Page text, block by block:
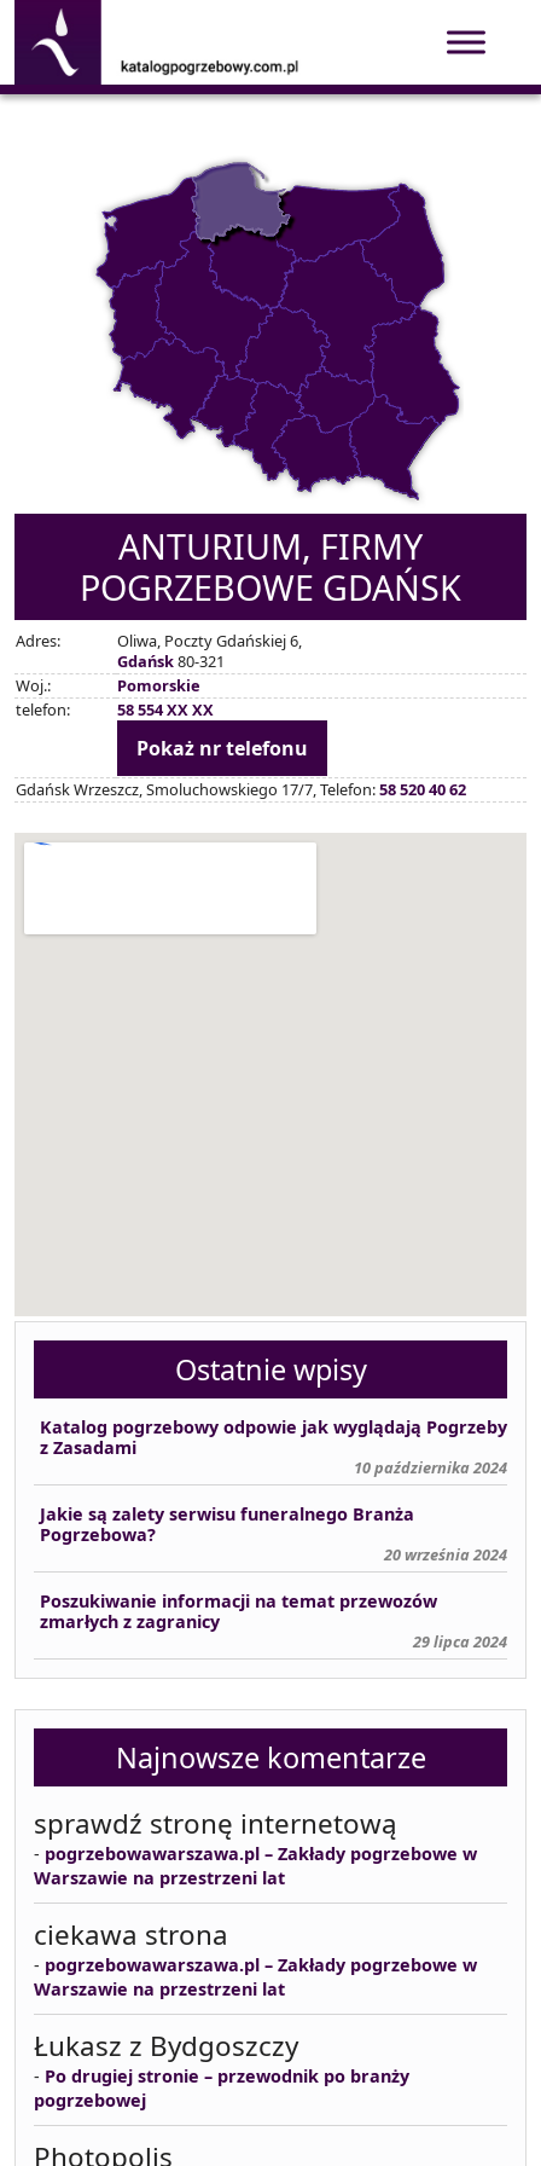
ANTURIUM, FIRMY
POGRZEBOWE GDAŃSK
Adres:
Oliwa, Poczty Gdańskiej 6,
Gdańsk80-321
Woj.:
Pomorskie
telefon:
58 554 XX XX
Pokaż nr telefonu
Gdańsk Wrzeszcz, Smoluchowskiego 17/7, Telefon:58 520 40 62
Ostatnie wpisy
Katalog pogrzebowy odpowie jak wyglądają Pogrzeby
z Zasadami
10 października 2024
Jakie są zalety serwisu funeralnego Branża
Pogrzebowa?
20 września 2024
Poszukiwanie informacji na temat przewozów
zmarłych z zagranicy
29 lipca 2024
Najnowsze komentarze
sprawdź stronę internetową
- pogrzebowawarszawa.pl – Zakłady pogrzebowe w
Warszawie na przestrzeni lat
ciekawa strona
- pogrzebowawarszawa.pl – Zakłady pogrzebowe w
Warszawie na przestrzeni lat
Łukasz z Bydgoszczy
- Po drugiej stronie – przewodnik po branży
pogrzebowej
Photopolis